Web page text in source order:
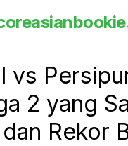
vs
2 yang
Rekor